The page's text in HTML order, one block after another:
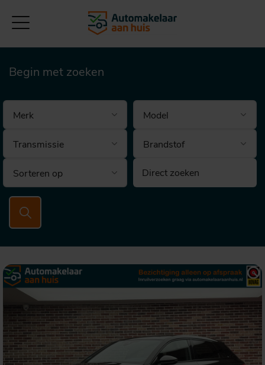
Begin met zoeken
Brandstof